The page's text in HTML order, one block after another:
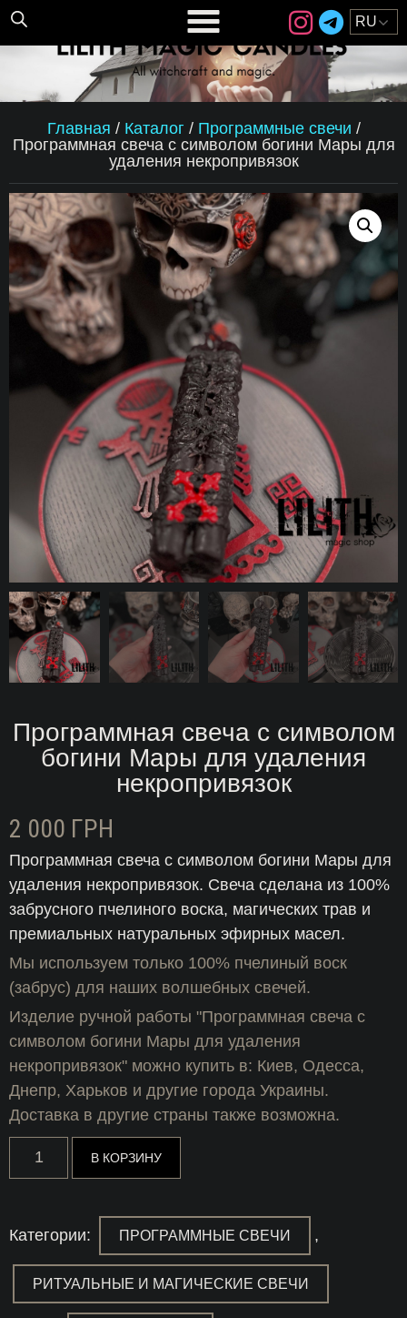
Главная / Каталог / Программные свечи /
Программная свеча с символом богини Мары для
удаления некропривязок
Программная свеча с символом
богини Мары для удаления
некропривязок
2 000 ГРН
Программная свеча с символом богини Мары для
удаления некропривязок. Свеча сделана из 100%
забрусного пчелиного воска, магических трав и
премиальных натуральных эфирных масел.
Мы используем только 100% пчелиный воск
(забрус) для наших волшебных свечей.
Изделие ручной работы "Программная свеча с
символом богини Мары для удаления
некропривязок" можно купить в: Киев, Одесса,
Днепр, Харьков и другие города Украины.
Доставка в другие страны также возможна.
Количество
товара
Программная
символом
богини
для
удаления
некропривязок
В КОРЗИНУ
Категории: ПРОГРАММНЫЕ СВЕЧИ ,
РИТУАЛЬНЫЕ И МАГИЧЕСКИЕ СВЕЧИ